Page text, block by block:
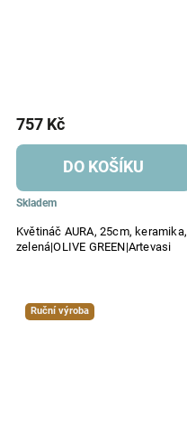
Květináč AURA, 25cm, keramika,
zelená|OLIVE GREEN|Artevasi
Skladem
757 Kč
DO KOŠÍKU
Ruční výroba